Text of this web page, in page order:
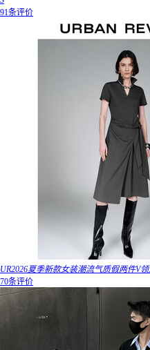
91条评价
UR2026夏季新款女装潮流气质假两件V
70条评价